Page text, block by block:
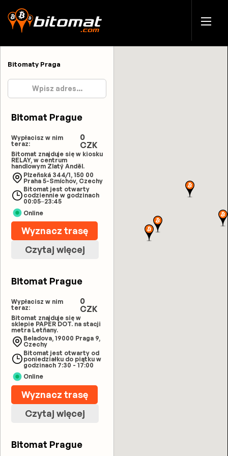
Bitomaty Praga
Bitomat Prague
Wypłacisz w nim
teraz:
0
CZK
Bitomat znajduje się w kiosku
RELAY, w centrum
handlowym Zlatý Anděl.
Plzeňská 344/1, 150 00
Praha 5-Smíchov, Czechy
Bitomat jest otwarty
codziennie w godzinach
00:05–23:45
Online
Wyznacz trasę
Czytaj więcej
Bitomat Prague
Wypłacisz w nim
teraz:
0
CZK
Bitomat znajduje się w
sklepie PAPER DOT. na stacji
metra Letňany.
Beladova, 19000 Praga 9,
Czechy
Bitomat jest otwarty od
poniedziałku do piątku w
godzinach 7:30 - 17:00
Online
Wyznacz trasę
Czytaj więcej
Bitomat Prague